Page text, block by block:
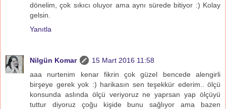
dönelim, çok sıkıcı oluyor ama aynı sürede bitiyor :) Kolay
gelsin.
Yanıtla
Nilgün Komar
15 Mart 2016 11:58
aaa nurtenim kenar fikrin çok güzel bencede alengirli
birşeye gerek yok :) harikasın sen teşekkür ederim.. ölçü
konsunda aslında ölçü veriyoruz ne yaprsan yap ölçüyü
tuttur diyoruz çoğu kişide bunu sağlıyor ama bazen